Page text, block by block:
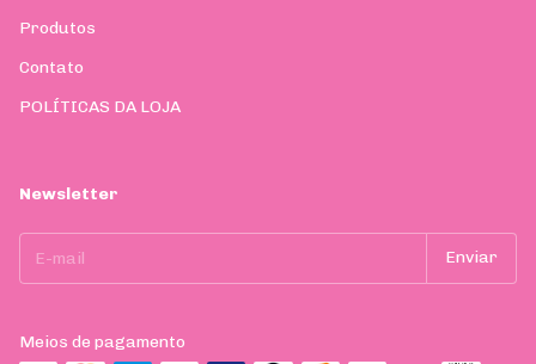
Produtos
Contato
POLÍTICAS DA LOJA
Newsletter
Meios de pagamento